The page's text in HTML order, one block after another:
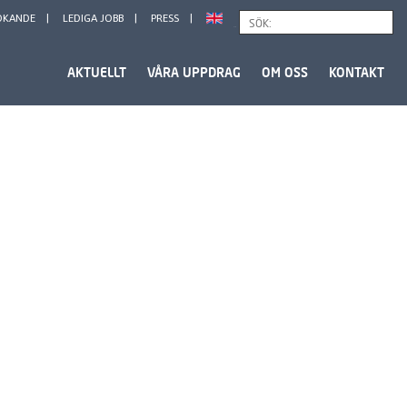
LEDIGA JOBB PRESS
AKTUELLT VÅRA UPPDRAG OM OSS KONTAKT